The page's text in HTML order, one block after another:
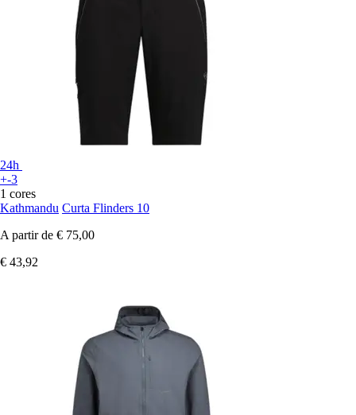
24h
+-3
1 cores
Kathmandu Curta Flinders 10
A partir de € 75,00
€ 43,92